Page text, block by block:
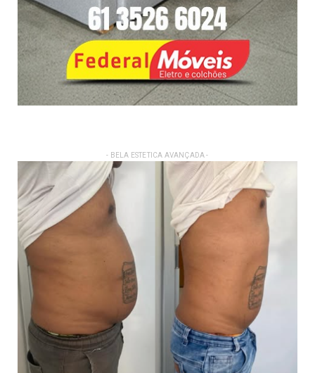
- BELA ESTETICA AVANÇADA -